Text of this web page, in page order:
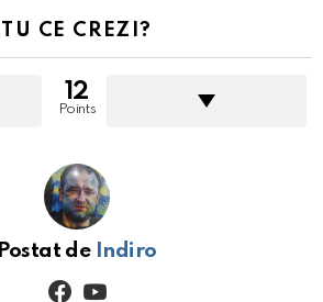
TU CE CREZI?
12
Points
Postat de Indiro